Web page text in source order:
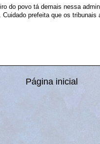
do povo tá demais nessa
prefeita que os tribunais
Página inicial